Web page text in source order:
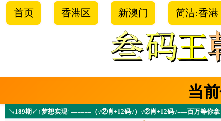
首页 香港区 新澳门 简洁:香港
当
↘189期↙↑梦想实现↑======（√②肖+12码√）√②肖+12码√===百万等你拿